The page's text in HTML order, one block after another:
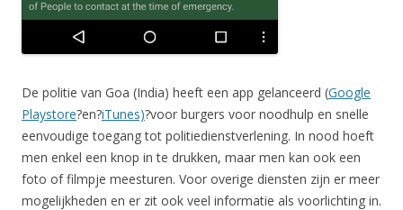
De politie van Goa (India) heeft een app gelanceerd (Google
Playstore?en?iTunes)?voor burgers voor noodhulp en snelle
eenvoudige toegang tot politiedienstverlening. In nood hoeft
men enkel een knop in te drukken, maar men kan ook een
foto of filmpje meesturen. Voor overige diensten zijn er meer
mogelijkheden en er zit ook veel informatie als voorlichting in.